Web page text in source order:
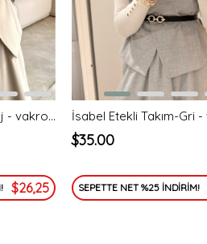
İsabel Etekli Takım- Bej - vakronline
$26,25
$35.00
SEPETTE NET %25 İNDİRİM!